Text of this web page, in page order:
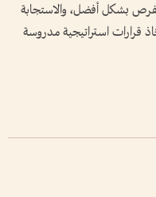
بشكل أفضل، والاستجابة
قرارات استراتيجية مدروسة